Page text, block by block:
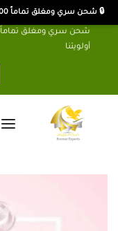
🔒 شحن سري ومغلق تماماً 100% لجميع طلبات العناية الخاصة - خصوصيتك أولويتنا
أولويتنا